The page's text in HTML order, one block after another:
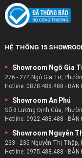
Danh Mục Các Sản
Xem Ngay:Mẫu
Xem Ngay: Mẫu
Xem Ngay:Mẫu
HỆ THỐNG 15
Showroom Ngô Gia
276 - 274 Ngô Gia Tự,
Hotline: 0878.488.488 - BẢN
Showroom An Phú
Số 8 Lương Định Của,
Hotline: 0922.488.488 - BẢN
Showroom Nguyễn
233 - 235 Nguyễn Thị Thập,
Hotline: 0975.488.488 - BẢN